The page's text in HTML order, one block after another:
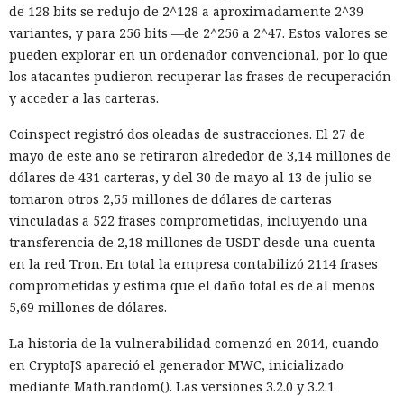
de 128 bits se redujo de 2^128 a aproximadamente 2^39
variantes, y para 256 bits —de 2^256 a 2^47. Estos valores se
pueden explorar en un ordenador convencional, por lo que
los atacantes pudieron recuperar las frases de recuperación
y acceder a las carteras.
Coinspect registró dos oleadas de sustracciones. El 27 de
mayo de este año se retiraron alrededor de 3,14 millones de
dólares de 431 carteras, y del 30 de mayo al 13 de julio se
tomaron otros 2,55 millones de dólares de carteras
vinculadas a 522 frases comprometidas, incluyendo una
transferencia de 2,18 millones de USDT desde una cuenta
en la red Tron. En total la empresa contabilizó 2114 frases
comprometidas y estima que el daño total es de al menos
5,69 millones de dólares.
La historia de la vulnerabilidad comenzó en 2014, cuando
en CryptoJS apareció el generador MWC, inicializado
mediante Math.random(). Las versiones 3.2.0 y 3.2.1